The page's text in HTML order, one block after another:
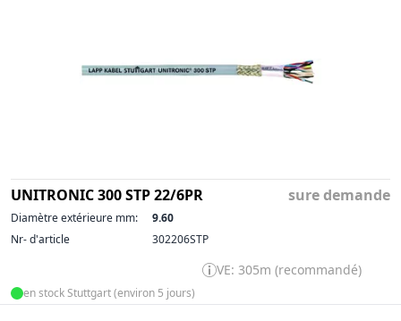
UNITRONIC 300 STP 22/6PR sure demande
Diamètre extérieure mm:
9.60
Nr- d'article
302206STP
VE: 305m (recommandé)
en stock Stuttgart (environ 5 jours)